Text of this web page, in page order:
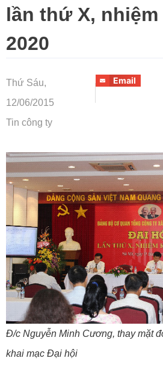
lần thứ X, nhiệm
2020
Thứ Sáu,
12/06/2015
Tin công ty
Email
Đ/c Nguyễn Minh Cương, thay mặt
khai mạc Đại hội